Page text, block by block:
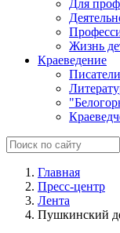
Для
Жизнь
Краеведение
Главная
Пресс-центр
Лента
Пушкинский